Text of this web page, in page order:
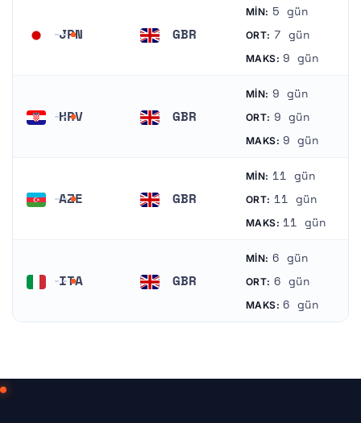
JPN GBR
MIN: 5 gün
ORT: 7 gün
MAKS: 9 gün
HRV GBR
MIN: 9 gün
ORT: 9 gün
MAKS: 9 gün
AZE GBR
MIN: 11 gün
ORT: 11 gün
MAKS: 11 gün
ITA GBR
MIN: 6 gün
ORT: 6 gün
MAKS: 6 gün